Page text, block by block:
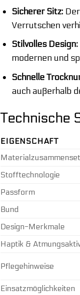
Sicherer Sitz:
Verrutschen
Stilvolles Design:
modernen und
Schnelle
auch außerhalb
Technische
EIGENSCHAFT
Stofftechnologie
Passform
Bund
Design-Merkmale
Haptik &
Pflegehinweise
Einsatzmöglichkeiten